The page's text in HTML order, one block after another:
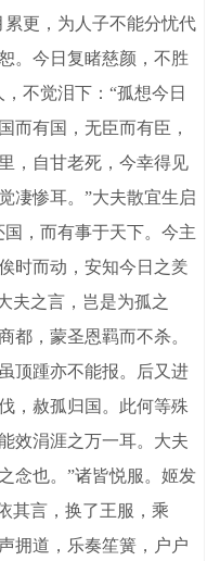
更，为人子不能分忧代
。今日复睹慈颜，不胜
不觉泪下：“孤想今日
而有国，无臣而有臣，
，自甘老死，今幸得见
凄惨耳。”大夫散宜生启
，而有事于天下。今主
时而动，安知今日之羑
夫之言，岂是为孤之
都，蒙圣恩羁而不杀。
顶踵亦不能报。后又进
，赦孤归国。此何等殊
效涓涯之万一耳。大夫
念也。”诸皆悦服。姬发
其言，换了王服，乘
拥道，乐奏笙簧，户户